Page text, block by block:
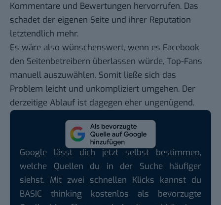
Kommentare und Bewertungen hervorrufen. Das
schadet der eigenen Seite und ihrer Reputation
letztendlich mehr.
Es wäre also wünschenswert, wenn es Facebook
den Seitenbetreibern überlassen würde, Top-Fans
manuell auszuwählen. Somit ließe sich das
Problem leicht und unkompliziert umgehen. Der
derzeitige Ablauf ist dagegen eher ungenügend.
Google lässt dich jetzt selbst bestimmen,
welche Quellen du in der Suche häufiger
siehst. Mit zwei schnellen Klicks kannst du
BASIC thinking kostenlos als bevorzugte